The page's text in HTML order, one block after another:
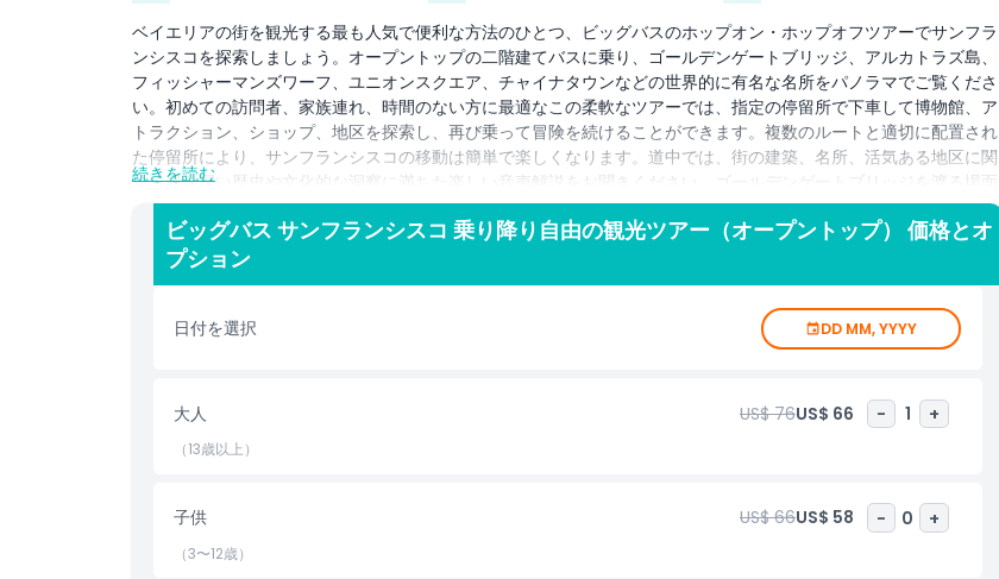
ベイエリアの街を観光する最も人気で便利な方法のひとつ、ビッグバスのホップオン・ホップオフツアーでサンフラ
ンシスコを探索しましょう。オープントップの二階建てバスに乗り、ゴールデンゲートブリッジ、アルカトラズ島、
フィッシャーマンズワーフ、ユニオンスクエア、チャイナタウンなどの世界的に有名な名所をパノラマでご覧くださ
い。初めての訪問者、家族連れ、時間のない方に最適なこの柔軟なツアーでは、指定の停留所で下車して博物館、ア
トラクション、ショップ、地区を探索し、再び乗って冒険を続けることができます。複数のルートと適切に配置され
た停留所により、サンフランシスコの移動は簡単で楽しくなります。道中では、街の建築、名所、活気ある地区に関
する興味深い歴史や文化的な洞察に満ちた楽しい音声解説をお聞きください。ゴールデンゲートブリッジを渡る場面
からペインテッド・レディーズを眺める場面まで、どの席からも素晴らしい眺めが楽しめます。コストパフォーマン
スと利便性に優れたビッグバスツアーは、サンフランシスコを楽しくストレスフリーに体験する方法です。忘れられ
ない観光の冒険のために、今すぐチケットを予約しましょう！
ハイライト
含まれるもの
続きを読む
ビッグバス サンフランシスコ 乗り降り自由の観光ツアー（オープントップ） 価格とオ
プション
日付を選択 DD MM, YYYY
大人 US$ 76US$ 66 - 1 +
（13歳以上）
子供 US$ 66US$ 58 - 0 +
（3〜12歳）